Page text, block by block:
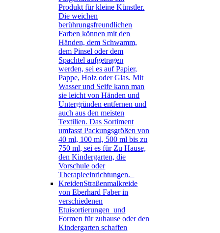
Produkt für kleine Künstler.
Die weichen
berührungsfreundlichen
Farben können mit den
Händen, dem Schwamm,
dem Pinsel oder dem
Spachtel aufgetragen
werden, sei es auf Papier,
Pappe, Holz oder Glas. Mit
Wasser und Seife kann man
sie leicht von Händen und
Untergründen entfernen und
auch aus den meisten
Textilien. Das Sortiment
umfasst Packungsgrößen von
40 ml, 100 ml, 500 ml bis zu
750 ml, sei es für Zu Hause,
den Kindergarten, die
Vorschule oder
Therapieeinrichtungen.
KreidenStraßenmalkreide
von Eberhard Faber in
verschiedenen
Etuisortierungen und
Formen für zuhause oder den
Kindergarten schaffen